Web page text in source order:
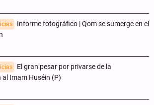
Informe fotográfico | Qom se sumerge en el
El gran pesar por privarse de la
al Imam Huséin (P)